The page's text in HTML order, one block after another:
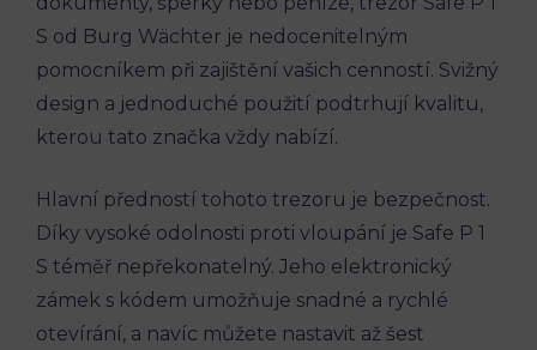
S od Burg Wächter je nedocenitelným
pomocníkem při zajištění vašich cenností. Svižný
design a jednoduché použití podtrhují kvalitu,
kterou tato značka vždy nabízí.
Hlavní předností tohoto trezoru je bezpečnost.
Díky vysoké odolnosti proti vloupání je Safe P 1
S téměř nepřekonatelný. Jeho elektronický
zámek s kódem umožňuje snadné a rychlé
otevírání, a navíc můžete nastavit až šest